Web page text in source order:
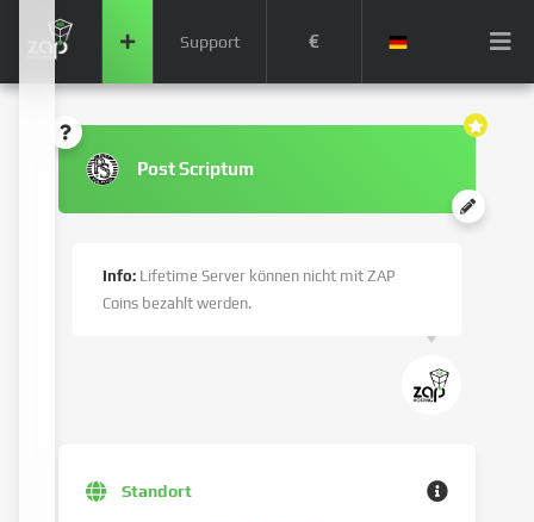
Support €
Post Scriptum
Info: Lifetime Server können nicht mit ZAP
Coins bezahlt werden.
Standort